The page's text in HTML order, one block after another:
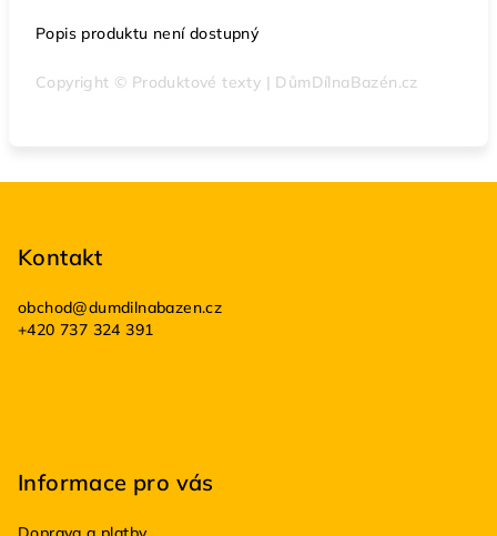
Popis produktu není dostupný
Copyright © Produktové texty | DůmDílnaBazén.cz
Kontakt
obchod@dumdilnabazen.cz
+420 737 324 391
Informace pro vás